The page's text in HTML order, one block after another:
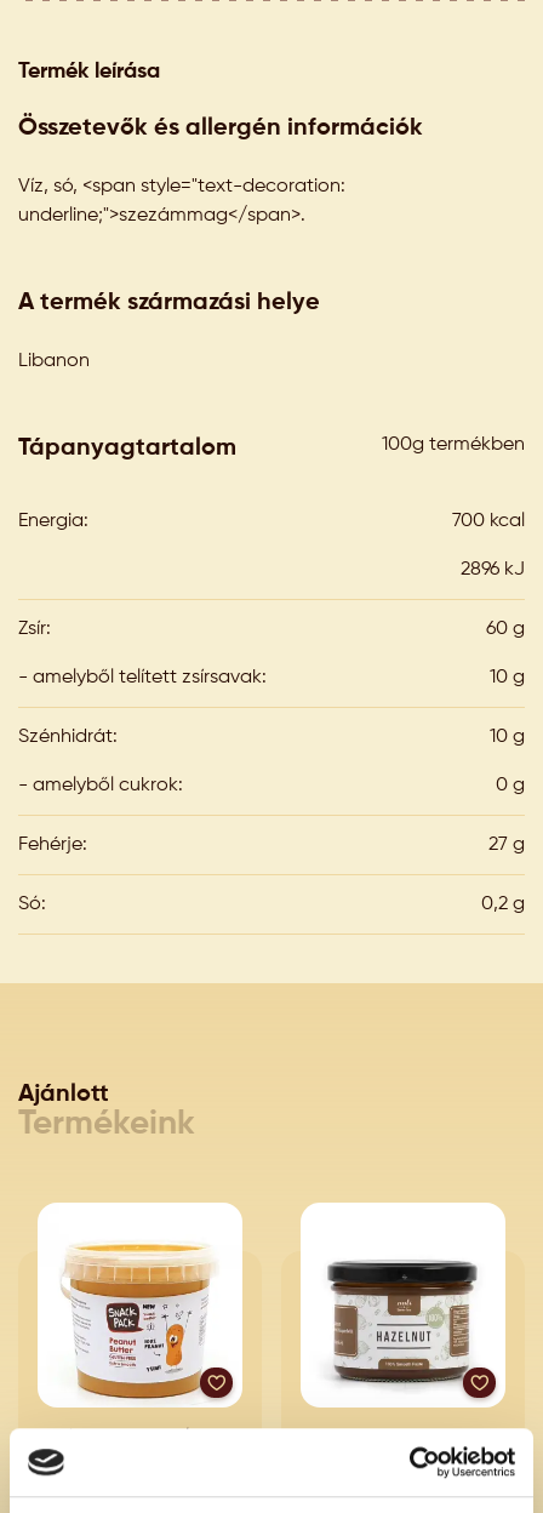
Termék leírása
Összetevők és allergén információk
Víz, só, <span style="text-decoration:
underline;">szezámmag</span>.
A termék származási helye
Libanon
Tápanyagtartalom 100g termékben
Energia: 700 kcal
2896 kJ
Zsír: 60 g
- amelyből telített zsírsavak: 10 g
Szénhidrát: 10 g
- amelyből cukrok: 0 g
Fehérje: 27 g
Só: 0,2 g
Ajánlott
Termékeink
krémes) Snack Pack 1000 g
Berries 200 g